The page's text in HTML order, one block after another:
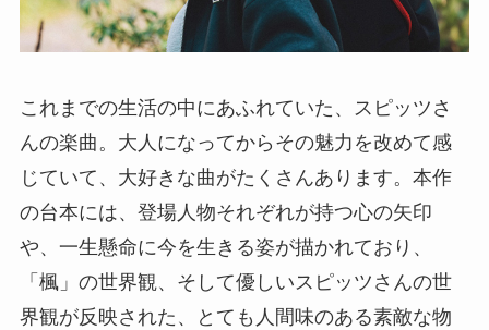
これまでの生活の中にあふれていた、スピッツさ
んの楽曲。大人になってからその魅力を改めて感
じていて、大好きな曲がたくさんあります。本作
の台本には、登場人物それぞれが持つ心の矢印
や、一生懸命に今を生きる姿が描かれており、
「楓」の世界観、そして優しいスピッツさんの世
界観が反映された、とても人間味のある素敵な物